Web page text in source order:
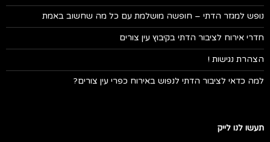
נופש למגזר הדתי – חופשה מושלמת עם כל מה שחשוב באמת
חדרי אירוח לציבור הדתי בקיבוץ עין צורים
הצהרת נגישות !
למה כדאי לציבור הדתי לנפוש באירוח כפרי עין צורים?
תעשו לנו לייק